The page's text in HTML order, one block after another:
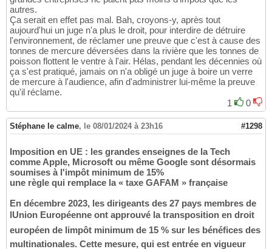
autres.
Ça serait en effet pas mal. Bah, croyons-y, après tout
aujourd'hui un juge n'a plus le droit, pour interdire de détruire
l'environnement, de réclamer une preuve que c'est à cause des
tonnes de mercure déversées dans la rivière que les tonnes de
poisson flottent le ventre à l'air. Hélas, pendant les décennies où
ça s'est pratiqué, jamais on n'a obligé un juge à boire un verre
de mercure à l'audience, afin d'administrer lui-même la preuve
qu'il réclame.
1
0
Stéphane le calme, le 08/01/2024 à 23h16 #1298
Imposition en UE : les grandes enseignes de la Tech
comme Apple, Microsoft ou même Google sont désormais
soumises à l'impôt minimum de 15%
une règle qui remplace la « taxe GAFAM » française
En décembre 2023, les dirigeants des 27 pays membres de
lUnion Européenne ont approuvé la transposition en droit
européen de limpôt minimum de 15 % sur les bénéfices des
multinationales. Cette mesure, qui est entrée en vigueur